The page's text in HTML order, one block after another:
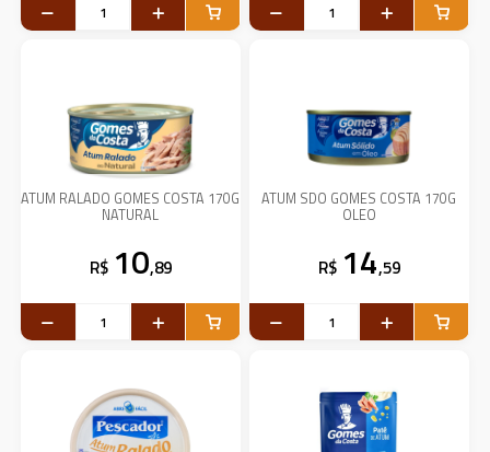
ATUM RALADO GOMES COSTA 170G
NATURAL
R$ 10,89
ATUM SDO GOMES COSTA 170G
OLEO
R$ 14,59